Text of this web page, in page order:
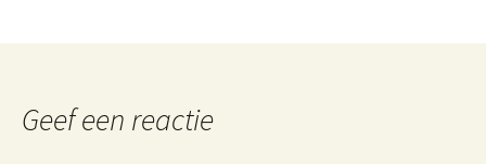
Geef een reactie